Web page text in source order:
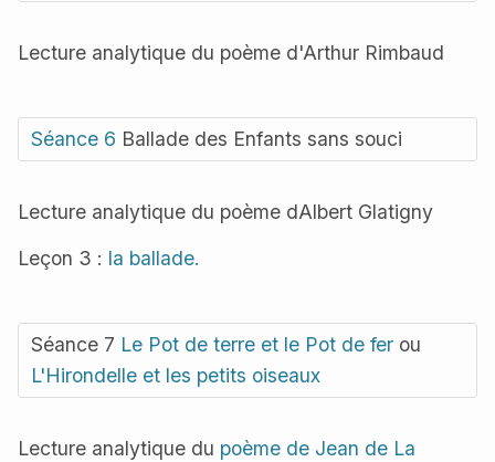
Lecture analytique du poème d'Arthur Rimbaud
Séance 6 Ballade des Enfants sans souci
Lecture analytique du poème dAlbert Glatigny
Leçon 3 : la ballade.
Séance 7 Le Pot de terre et le Pot de fer ou
L'Hirondelle et les petits oiseaux
Lecture analytique du poème de Jean de La